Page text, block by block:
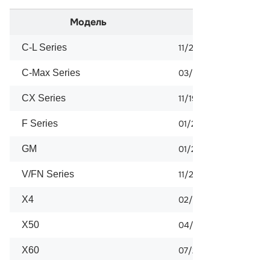
Модель
C-L Series 11/2009
C-Max Series 03/2005
CX Series 11/1997
F Series 01/2009
GM 01/2008
V/FN Series 11/2011
X4 02/2013
X50 04/2012
X60 07/2011